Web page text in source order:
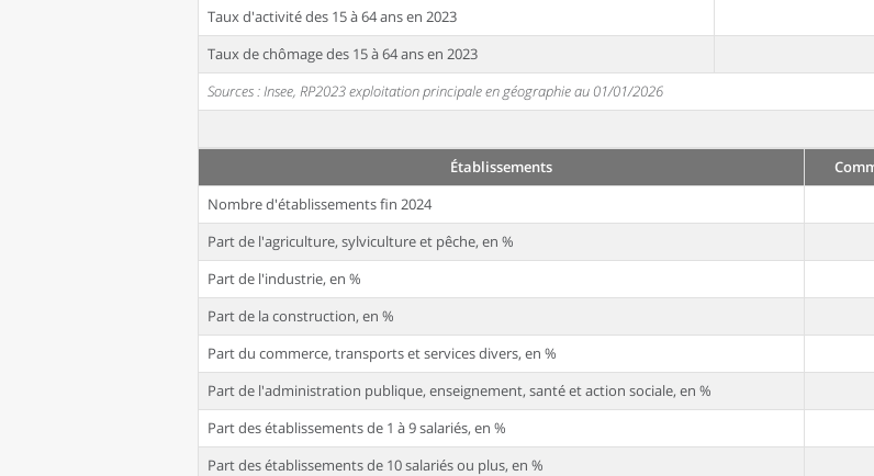
Taux d'activité des 15 à 64 ans en 2023
Taux de chômage des 15 à 64 ans en 2023
Sources : Insee, RP2023 exploitation principale en géographie au 01/01/2026
Établissements
Nombre d'établissements fin 2024
Part de l'agriculture, sylviculture et pêche, en %
Part de l'industrie, en %
Part de la construction, en %
Part du commerce, transports et services divers, en %
Part de l'administration publique, enseignement, santé et action sociale, en %
Part des établissements de 1 à 9 salariés, en %
Part des établissements de 10 salariés ou plus, en %